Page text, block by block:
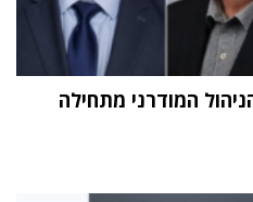
המודרני מתחילה